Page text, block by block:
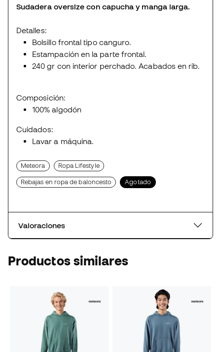
Sudadera oversize con capucha y manga larga.
Detalles:
Bolsillo frontal tipo canguro.
Estampación en la parte frontal.
240 gr con interior perchado. Acabados en rib.
Composición:
100% algodón
Cuidados:
Lavar a máquina.
Meteora Ropa Lifestyle
Rebajas en ropa de baloncesto Agotado
Valoraciones
Productos similares